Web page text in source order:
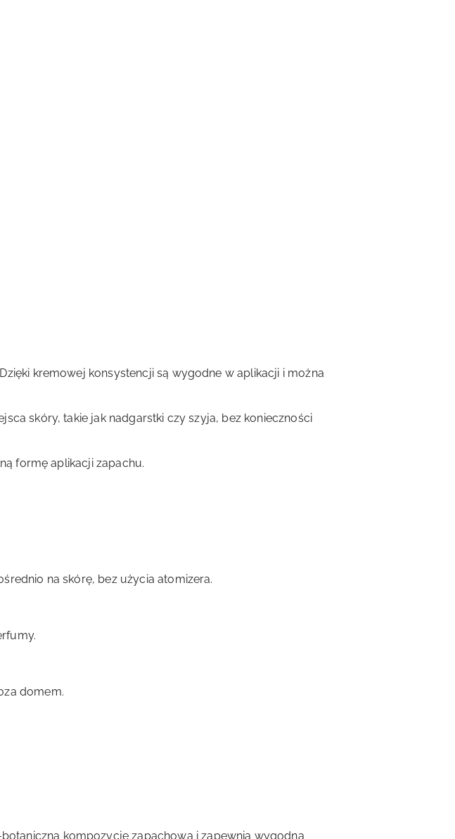
kremowej konsystencji są wygodne w aplikacji i można
skóry, takie jak nadgarstki czy szyja, bez konieczności
formę aplikacji zapachu.
na skórę, bez użycia atomizera.
domem.
kompozycję zapachową i zapewnia wygodną